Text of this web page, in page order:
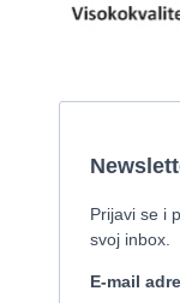
2010,
2015,
Cijena:
Tender
2008,